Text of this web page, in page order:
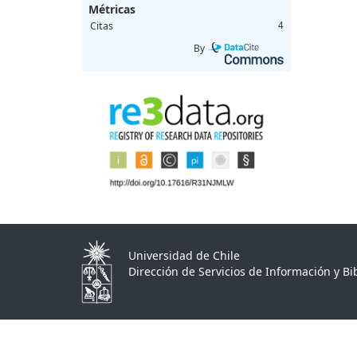
Métricas
Citas 4
By
Universidad de Chile
Dirección de Servicios de Información y